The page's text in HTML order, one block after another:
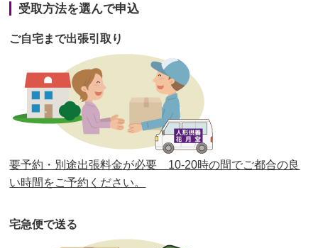
第39回人形供養祭令和2年10月22日(木)
第38回人形供養祭 令和2年8月26日(水)
第37回人形供養祭 令和2年6月8日(月)
第36回人形供養祭 令和2年4月16日(木)
第35回人形供養祭令和2年2月13日(木)
第33回人形供養祭
受取方法を選んで申込
ご自宅まで出張引取り
要予約・別途出張料金が必要 10-20時の間でご都合の良
い時間をご予約ください。
宅急便で送る